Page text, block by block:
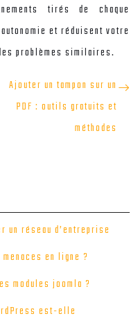
tirés de chaque
et réduisent votre
problèmes similaires.
Ajouter un tampon sur un
PDF : outils gratuits et
méthodes
un réseau d’entreprise
en ligne ?
modules joomla ?
est-elle